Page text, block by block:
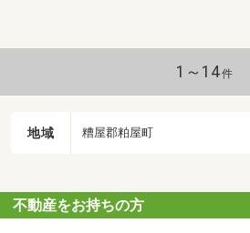
1～14件
地域 糟屋郡粕屋町
不動産をお持ちの方